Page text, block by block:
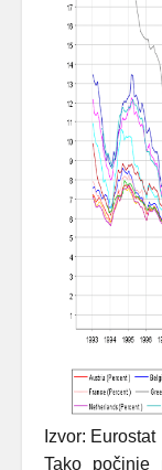
Izvor: Eurostat
Tako počinje